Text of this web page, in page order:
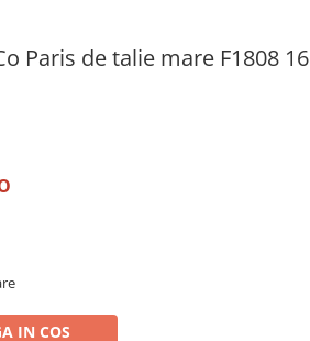
Paris de talie mare F1808 16
IN COS